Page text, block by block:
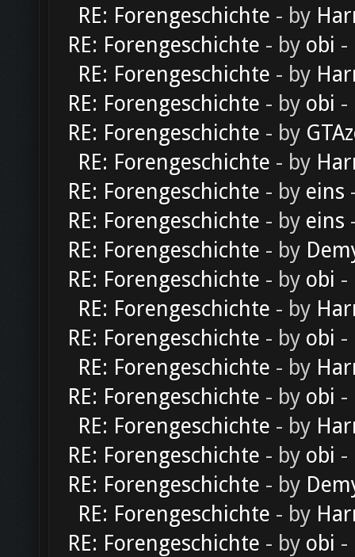
RE: Forengeschichte - by
RE: Forengeschichte - by obi -
RE: Forengeschichte - by
RE: Forengeschichte - by obi -
RE: Forengeschichte - by
RE: Forengeschichte - by
RE: Forengeschichte - by eins
RE: Forengeschichte - by eins
RE: Forengeschichte - by
RE: Forengeschichte - by obi -
RE: Forengeschichte - by
RE: Forengeschichte - by obi -
RE: Forengeschichte - by
RE: Forengeschichte - by obi -
RE: Forengeschichte - by
RE: Forengeschichte - by obi -
RE: Forengeschichte - by
RE: Forengeschichte - by
RE: Forengeschichte - by obi -